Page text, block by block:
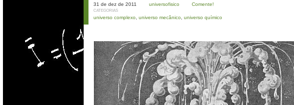
31 de dez de 2011 universofisico Comente!
CATEGORIAS
universo complexo universo mecânico universo químico